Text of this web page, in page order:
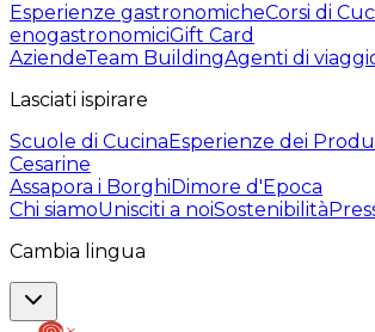
Esperienze gastronomicheCorsi di
enogastronomiciGift Card
AziendeTeam BuildingAgenti di
Lasciati ispirare
Scuole di CucinaEsperienze dei
Cesarine
Assapora i BorghiDimore d'Epoca
Chi siamoUnisciti a noiSostenibilità
Cambia lingua